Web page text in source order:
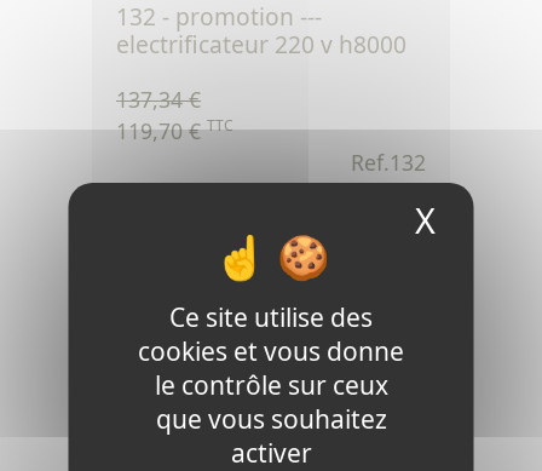
Ce site utilise des
cookies et vous donne
le contrôle sur ceux
que vous souhaitez
activer
X
132 - promotion ---
electrificateur 220 v h8000
137,34 €
119,70 € TTC
Ref.132